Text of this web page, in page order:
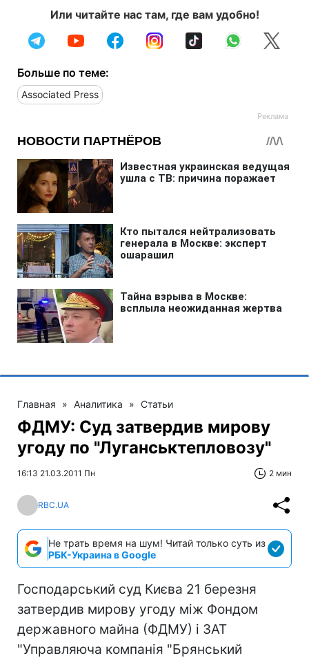
Или читайте нас там, где вам удобно!
Больше по теме:
Associated Press
Главная » Аналитика » Статьи
ФДМУ: Суд затвердив мирову
угоду по "Луганськтепловозу"
16:13 21.03.2011 Пн 2 мин
RBC.UA
Не трать время на шум! Читай только суть из
РБК-Украина в Google
Господарський суд Києва 21 березня
затвердив мирову угоду між Фондом
державного майна (ФДМУ) і ЗАТ
"Управляюча компанія "Брянський